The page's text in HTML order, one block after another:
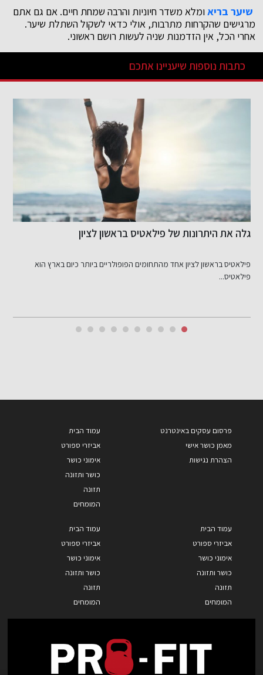
שיער בריאומלא משדר חיוניות והרבה שמחת חיים. אם גם אתם
מרגישים שהקרחות מתרבות, אולי כדאי לשקול השתלת שיער.
אחרי הכל, אין הזדמנות שניה לעשות רושם ראשוני.
כתבות נוספות שיעניינו אתכם
גלה את היתרונות של פילאטיס בראשון לציון
פילאטיס בראשון לציון אחד מהתחומים הפופולריים ביותר כיום בארץ הוא
פילאטיס...
פרסום עסקים באינטרנט
מאמן כושר אישי
הצהרת נגישות
עמוד הבית
אביזרי ספורט
אימוני כושר
כושר ותזונה
תזונה
המומחים
עמוד הבית
אביזרי ספורט
אימוני כושר
כושר ותזונה
תזונה
המומחים
עמוד הבית
אביזרי ספורט
אימוני כושר
כושר ותזונה
תזונה
המומחים